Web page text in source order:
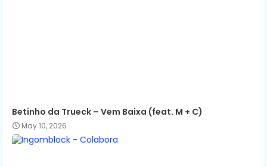
Betinho da Trueck – Vem Baixa (feat. M + C)
May 10, 2026